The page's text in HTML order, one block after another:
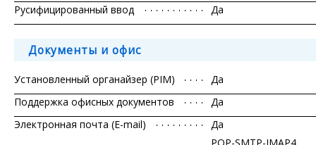
Русифицированный ввод
Да
Документы и офис
Установленный органайзер (PIM)
Да
Поддержка офисных документов
Да
Электронная почта (E-mail)
Да